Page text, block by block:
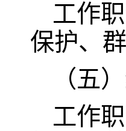
工作
保护、
（五
工作